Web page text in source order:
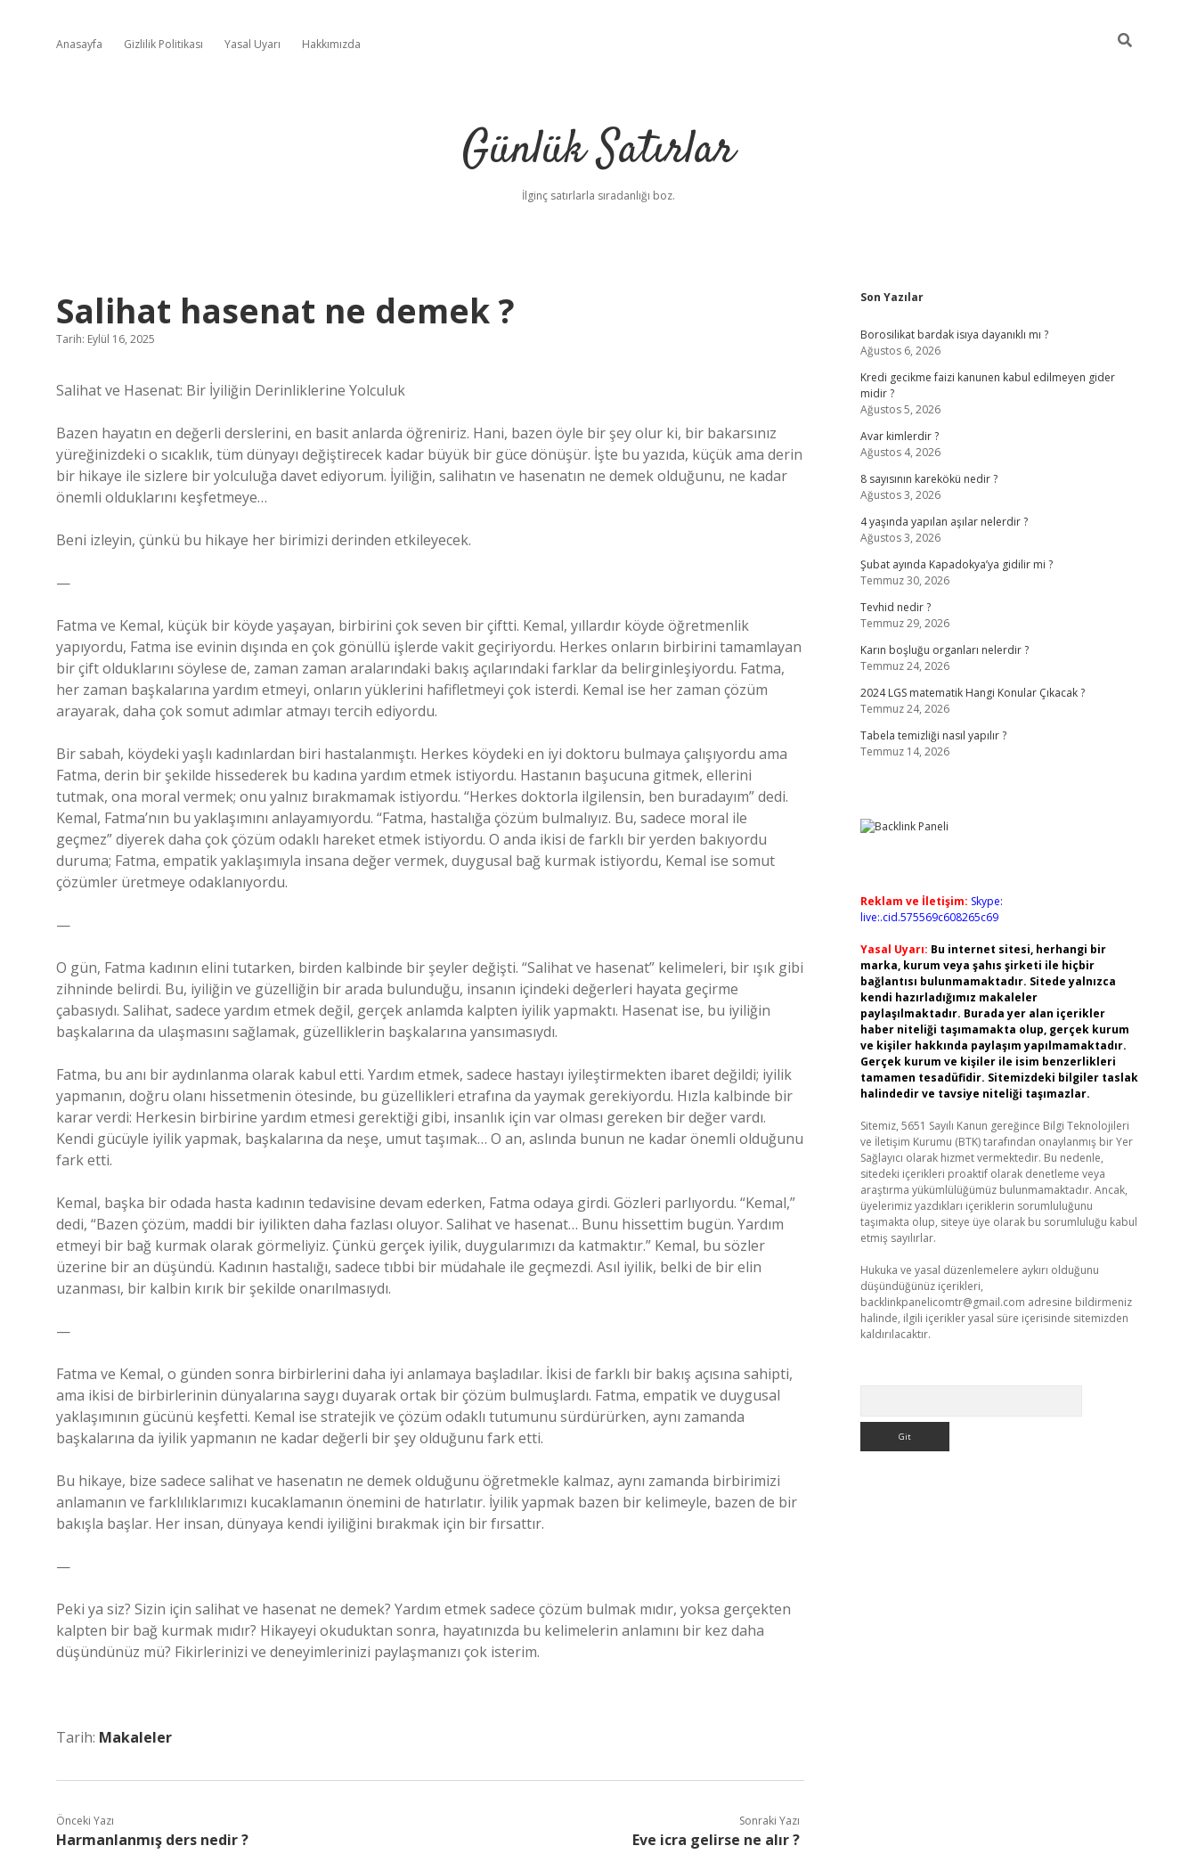
Anasayfa Gizlilik Politikası Yasal Uyarı Hakkımızda
Günlük Satırlar
İlginç satırlarla sıradanlığı boz.
Salihat hasenat ne demek ?
Tarih: Eylül 16, 2025
Salihat ve Hasenat: Bir İyiliğin Derinliklerine Yolculuk
Bazen hayatın en değerli derslerini, en basit anlarda öğreniriz. Hani, bazen öyle bir şey olur ki, bir bakarsınız
yüreğinizdeki o sıcaklık, tüm dünyayı değiştirecek kadar büyük bir güce dönüşür. İşte bu yazıda, küçük ama derin
bir hikaye ile sizlere bir yolculuğa davet ediyorum. İyiliğin, salihatın ve hasenatın ne demek olduğunu, ne kadar
önemli olduklarını keşfetmeye…
Beni izleyin, çünkü bu hikaye her birimizi derinden etkileyecek.
—
Fatma ve Kemal, küçük bir köyde yaşayan, birbirini çok seven bir çiftti. Kemal, yıllardır köyde öğretmenlik
yapıyordu, Fatma ise evinin dışında en çok gönüllü işlerde vakit geçiriyordu. Herkes onların birbirini tamamlayan
bir çift olduklarını söylese de, zaman zaman aralarındaki bakış açılarındaki farklar da belirginleşiyordu. Fatma,
her zaman başkalarına yardım etmeyi, onların yüklerini hafifletmeyi çok isterdi. Kemal ise her zaman çözüm
arayarak, daha çok somut adımlar atmayı tercih ediyordu.
Bir sabah, köydeki yaşlı kadınlardan biri hastalanmıştı. Herkes köydeki en iyi doktoru bulmaya çalışıyordu ama
Fatma, derin bir şekilde hissederek bu kadına yardım etmek istiyordu. Hastanın başucuna gitmek, ellerini
tutmak, ona moral vermek; onu yalnız bırakmamak istiyordu. “Herkes doktorla ilgilensin, ben buradayım” dedi.
Kemal, Fatma’nın bu yaklaşımını anlayamıyordu. “Fatma, hastalığa çözüm bulmalıyız. Bu, sadece moral ile
geçmez” diyerek daha çok çözüm odaklı hareket etmek istiyordu. O anda ikisi de farklı bir yerden bakıyordu
duruma; Fatma, empatik yaklaşımıyla insana değer vermek, duygusal bağ kurmak istiyordu, Kemal ise somut
çözümler üretmeye odaklanıyordu.
—
O gün, Fatma kadının elini tutarken, birden kalbinde bir şeyler değişti. “Salihat ve hasenat” kelimeleri, bir ışık gibi
zihninde belirdi. Bu, iyiliğin ve güzelliğin bir arada bulunduğu, insanın içindeki değerleri hayata geçirme
çabasıydı. Salihat, sadece yardım etmek değil, gerçek anlamda kalpten iyilik yapmaktı. Hasenat ise, bu iyiliğin
başkalarına da ulaşmasını sağlamak, güzelliklerin başkalarına yansımasıydı.
Fatma, bu anı bir aydınlanma olarak kabul etti. Yardım etmek, sadece hastayı iyileştirmekten ibaret değildi; iyilik
yapmanın, doğru olanı hissetmenin ötesinde, bu güzellikleri etrafına da yaymak gerekiyordu. Hızla kalbinde bir
karar verdi: Herkesin birbirine yardım etmesi gerektiği gibi, insanlık için var olması gereken bir değer vardı.
Kendi gücüyle iyilik yapmak, başkalarına da neşe, umut taşımak… O an, aslında bunun ne kadar önemli olduğunu
fark etti.
Kemal, başka bir odada hasta kadının tedavisine devam ederken, Fatma odaya girdi. Gözleri parlıyordu. “Kemal,”
dedi, “Bazen çözüm, maddi bir iyilikten daha fazlası oluyor. Salihat ve hasenat… Bunu hissettim bugün. Yardım
etmeyi bir bağ kurmak olarak görmeliyiz. Çünkü gerçek iyilik, duygularımızı da katmaktır.” Kemal, bu sözler
üzerine bir an düşündü. Kadının hastalığı, sadece tıbbi bir müdahale ile geçmezdi. Asıl iyilik, belki de bir elin
uzanması, bir kalbin kırık bir şekilde onarılmasıydı.
—
Fatma ve Kemal, o günden sonra birbirlerini daha iyi anlamaya başladılar. İkisi de farklı bir bakış açısına sahipti,
ama ikisi de birbirlerinin dünyalarına saygı duyarak ortak bir çözüm bulmuşlardı. Fatma, empatik ve duygusal
yaklaşımının gücünü keşfetti. Kemal ise stratejik ve çözüm odaklı tutumunu sürdürürken, aynı zamanda
başkalarına da iyilik yapmanın ne kadar değerli bir şey olduğunu fark etti.
Bu hikaye, bize sadece salihat ve hasenatın ne demek olduğunu öğretmekle kalmaz, aynı zamanda birbirimizi
anlamanın ve farklılıklarımızı kucaklamanın önemini de hatırlatır. İyilik yapmak bazen bir kelimeyle, bazen de bir
bakışla başlar. Her insan, dünyaya kendi iyiliğini bırakmak için bir fırsattır.
—
Peki ya siz? Sizin için salihat ve hasenat ne demek? Yardım etmek sadece çözüm bulmak mıdır, yoksa gerçekten
kalpten bir bağ kurmak mıdır? Hikayeyi okuduktan sonra, hayatınızda bu kelimelerin anlamını bir kez daha
düşündünüz mü? Fikirlerinizi ve deneyimlerinizi paylaşmanızı çok isterim.
Tarih: Makaleler
Önceki Yazı
Harmanlanmış ders nedir ?
Sonraki Yazı
Eve icra gelirse ne alır ?
Sidebar
Son Yazılar
Borosilikat bardak isıya dayanıklı mı ?
Ağustos 6, 2026
Kredi gecikme faizi kanunen kabul edilmeyen gider
midir ?
Ağustos 5, 2026
Avar kimlerdir ?
Ağustos 4, 2026
8 sayısının karekökü nedir ?
Ağustos 3, 2026
4 yaşında yapılan aşılar nelerdir ?
Ağustos 3, 2026
Şubat ayında Kapadokya’ya gidilir mi ?
Temmuz 30, 2026
Tevhid nedir ?
Temmuz 29, 2026
Karın boşluğu organları nelerdir ?
Temmuz 24, 2026
2024 LGS matematik Hangi Konular Çıkacak ?
Temmuz 24, 2026
Tabela temizliği nasıl yapılır ?
Temmuz 14, 2026
Reklam ve İletişim: Skype:
live:.cid.575569c608265c69
Yasal Uyarı: Bu internet sitesi, herhangi bir
marka, kurum veya şahıs şirketi ile hiçbir
bağlantısı bulunmamaktadır. Sitede yalnızca
kendi hazırladığımız makaleler
paylaşılmaktadır. Burada yer alan içerikler
haber niteliği taşımamakta olup, gerçek kurum
ve kişiler hakkında paylaşım yapılmamaktadır.
Gerçek kurum ve kişiler ile isim benzerlikleri
tamamen tesadüfidir. Sitemizdeki bilgiler taslak
halindedir ve tavsiye niteliği taşımazlar.
Sitemiz, 5651 Sayılı Kanun gereğince Bilgi Teknolojileri
ve İletişim Kurumu (BTK) tarafından onaylanmış bir Yer
Sağlayıcı olarak hizmet vermektedir. Bu nedenle,
sitedeki içerikleri proaktif olarak denetleme veya
araştırma yükümlülüğümüz bulunmamaktadır. Ancak,
üyelerimiz yazdıkları içeriklerin sorumluluğunu
taşımakta olup, siteye üye olarak bu sorumluluğu kabul
etmiş sayılırlar.
Hukuka ve yasal düzenlemelere aykırı olduğunu
düşündüğünüz içerikleri,
backlinkpanelicomtr@gmail.com adresine bildirmeniz
halinde, ilgili içerikler yasal süre içerisinde sitemizden
kaldırılacaktır.